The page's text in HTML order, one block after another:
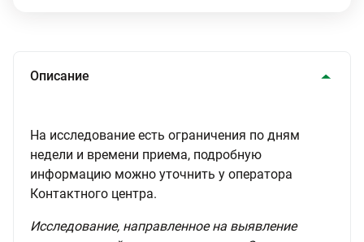
Описание
На исследование есть ограничения по дням
недели и времени приема, подробную
информацию можно уточнить у оператора
Контактного центра.
Исследование, направленное на выявление